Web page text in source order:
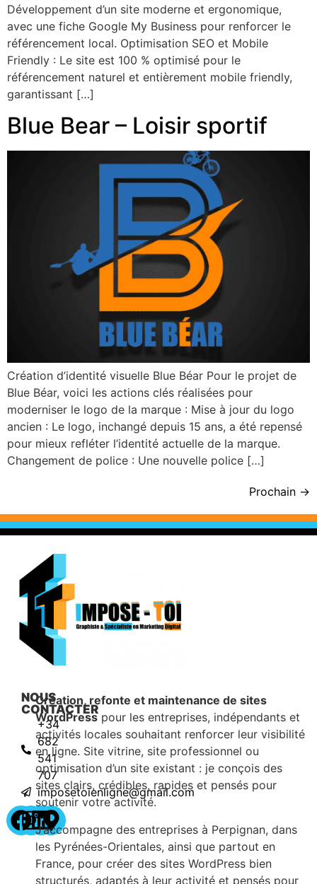
Développement d’un site moderne et ergonomique,
avec une fiche Google My Business pour renforcer le
référencement local. Optimisation SEO et Mobile
Friendly : Le site est 100 % optimisé pour le
référencement naturel et entièrement mobile friendly,
garantissant […]
Blue Bear – Loisir sportif
Création d’identité visuelle Blue Béar Pour le projet de
Blue Béar, voici les actions clés réalisées pour
moderniser le logo de la marque : Mise à jour du logo
ancien : Le logo, inchangé depuis 15 ans, a été repensé
pour mieux refléter l’identité actuelle de la marque.
Changement de police : Une nouvelle police […]
Prochain →
NOUS
CONTACTER
+34
682
541
707
imposetoienligne@gmail.com
Création, refonte et maintenance de sites
WordPresspour les entreprises, indépendants et
activités locales souhaitant renforcer leur visibilité
en ligne. Site vitrine, site professionnel ou
optimisation d’un site existant : je conçois des
sites clairs, crédibles, rapides et pensés pour
soutenir votre activité.
J’accompagne des entreprises à Perpignan, dans
les Pyrénées-Orientales, ainsi que partout en
France, pour créer des sites WordPress bien
structurés, adaptés à leur activité et pensés pour